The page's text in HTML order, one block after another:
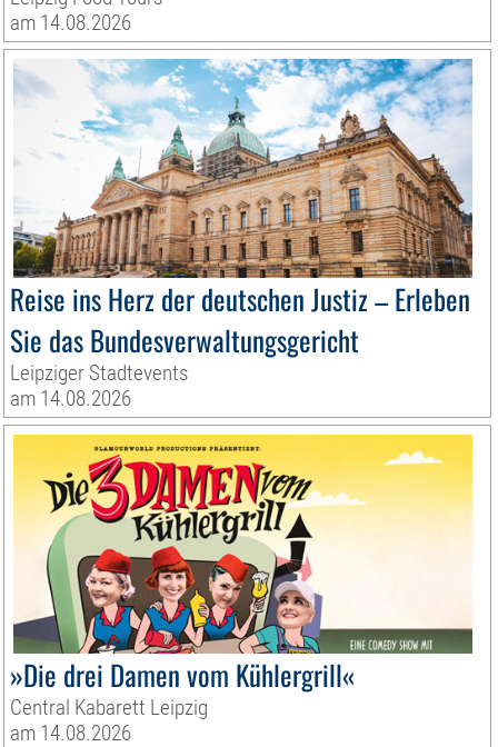
am 14.08.2026
Reise ins Herz der deutschen Justiz – Erleben
Sie das Bundesverwaltungsgericht
Leipziger Stadtevents
am 14.08.2026
»Die drei Damen vom Kühlergrill«
Central Kabarett Leipzig
am 14.08.2026